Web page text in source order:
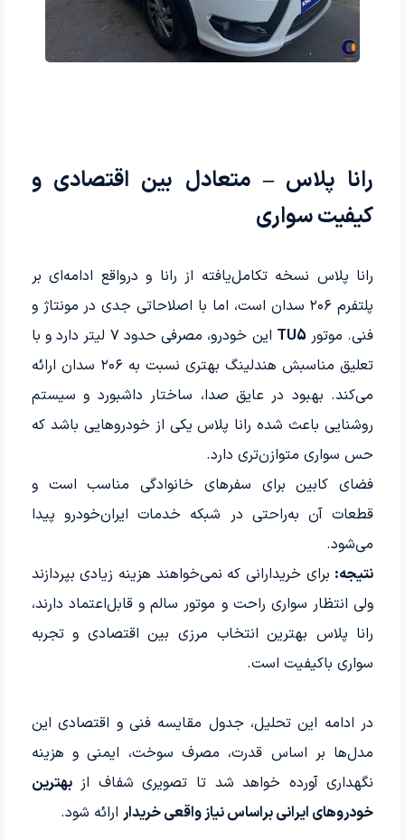
رانا پلاس – متعادل بین اقتصادی و
کیفیت سواری
رانا پلاس نسخه تکامل‌یافته از رانا و درواقع ادامه‌ای بر
پلتفرم ۲۰۶ سدان است، اما با اصلاحاتی جدی در مونتاژ و
فنی. موتورTU5
این خودرو، مصرفی حدود ۷ لیتر دارد و با
تعلیق مناسبش هندلینگ بهتری نسبت به ۲۰۶ سدان ارائه
می‌کند. بهبود در عایق صدا، ساختار داشبورد و سیستم
روشنایی باعث شده رانا پلاس یکی از خودروهایی باشد که
حس سواری متوازن‌تری دارد.
فضای کابین برای سفرهای خانوادگی مناسب است و
قطعات آن به‌راحتی در شبکه خدمات ایران‌خودرو پیدا
می‌شود.
نتیجه: برای خریدارانی که نمی‌خواهند هزینه زیادی بپردازند
ولی انتظار سواری راحت و موتور سالم و قابل‌اعتماد دارند،
رانا پلاس بهترین انتخاب مرزی بین اقتصادی و تجربه
سواری باکیفیت است.
در ادامه این تحلیل، جدول مقایسه فنی و اقتصادی این
مدل‌ها بر اساس قدرت، مصرف سوخت، ایمنی و هزینه
نگهداری آورده خواهد شد تا تصویری شفاف ازبهترین
خودروهای ایرانی براساس نیاز واقعی خریدار ارائه شود.